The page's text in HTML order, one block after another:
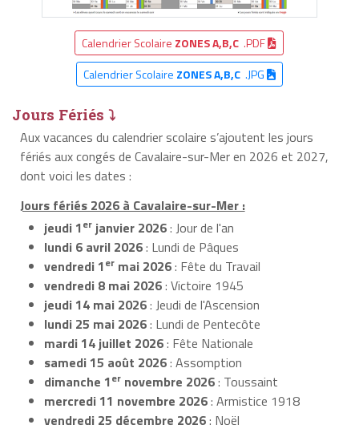
Calendrier Scolaire ZONES A,B,C .PDF
Calendrier Scolaire ZONES A,B,C.JPG
Jours Fériés ⤵
Aux vacances du calendrier scolaire s’ajoutent les jours
fériés aux congés de Cavalaire-sur-Mer en 2026 et 2027,
dont voici les dates :
Jours fériés 2026 à Cavalaire-sur-Mer :
jeudi 1er janvier 2026: Jour de l'an
lundi 6 avril 2026: Lundi de Pâques
vendredi 1er mai 2026: Fête du Travail
vendredi 8 mai 2026: Victoire 1945
jeudi 14 mai 2026: Jeudi de l'Ascension
lundi 25 mai 2026: Lundi de Pentecôte
mardi 14 juillet 2026: Fête Nationale
samedi 15 août 2026: Assomption
dimanche 1er novembre 2026: Toussaint
mercredi 11 novembre 2026: Armistice 1918
vendredi 25 décembre 2026: Noël